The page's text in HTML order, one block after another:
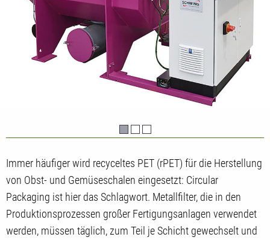
Immer häufiger wird recyceltes PET (rPET) für die Herstellung
von Obst- und Gemüseschalen eingesetzt: Circular
Packaging ist hier das Schlagwort. Metallfilter, die in den
Produktionsprozessen großer Fertigungsanlagen verwendet
werden, müssen täglich, zum Teil je Schicht gewechselt und